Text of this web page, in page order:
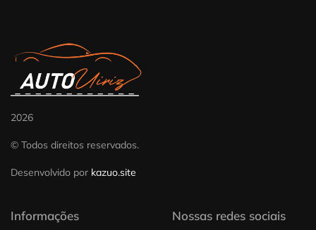
2026
© Todos direitos reservados.
Desenvolvido por kazuo.site
Informações Nossas redes sociais